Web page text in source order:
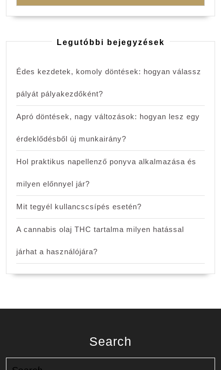
Legutóbbi bejegyzések
Édes kezdetek, komoly döntések: hogyan válassz
pályát pályakezdőként?
Apró döntések, nagy változások: hogyan lesz egy
érdeklődésből új munkairány?
Hol praktikus napellenző ponyva alkalmazása és
milyen előnnyel jár?
Mit tegyél kullancscsípés esetén?
A cannabis olaj THC tartalma milyen hatással
járhat a használójára?
Search